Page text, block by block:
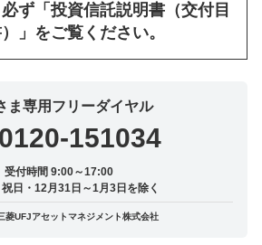
ず「投資信託説明書（交付目
」をご覧ください。
ま専用フリーダイヤル
0120-151034
受付時間 9:00～17:00
日・12月31日～1月3日を除く
菱UFJアセットマネジメント株式会社